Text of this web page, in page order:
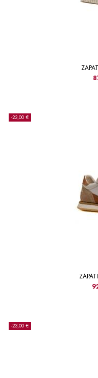
-23,00 €
-23,00 €